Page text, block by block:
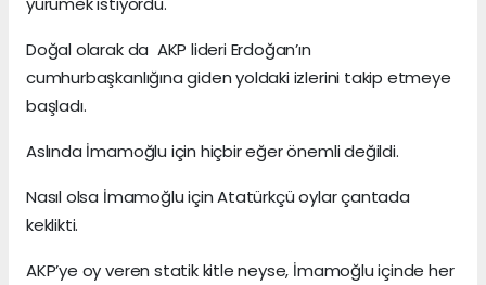
Doğal olarak da AKP lideri Erdoğan’ın
cumhurbaşkanlığına giden yoldaki izlerini takip etmeye
başladı.
Aslında İmamoğlu için hiçbir eğer önemli değildi.
Nasıl olsa İmamoğlu için Atatürkçü oylar çantada
keklikti.
AKP’ye oy veren statik kitle neyse, İmamoğlu içinde her